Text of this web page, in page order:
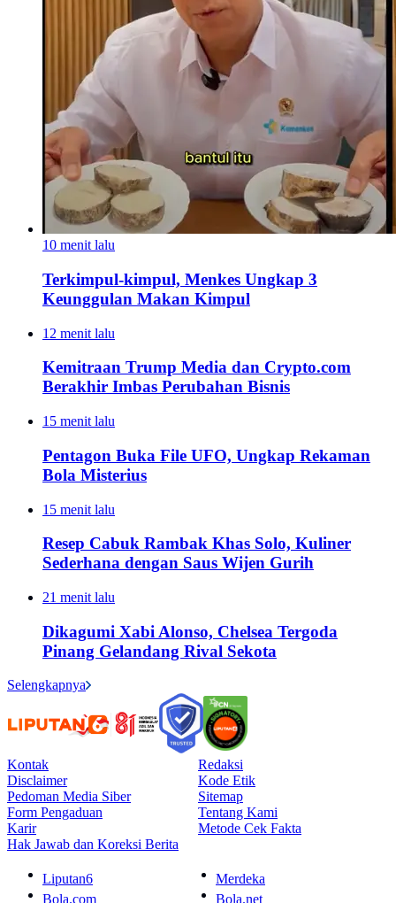
10 menit lalu
Terkimpul-kimpul, Menkes Ungkap 3
Keunggulan Makan Kimpul
12 menit lalu
Kemitraan Trump Media dan Crypto.com
Berakhir Imbas Perubahan Bisnis
15 menit lalu
Pentagon Buka File UFO, Ungkap Rekaman
Bola Misterius
15 menit lalu
Resep Cabuk Rambak Khas Solo, Kuliner
Sederhana dengan Saus Wijen Gurih
21 menit lalu
Dikagumi Xabi Alonso, Chelsea Tergoda
Pinang Gelandang Rival Sekota
Selengkapnya
Kontak
Redaksi
Disclaimer
Kode Etik
Pedoman Media Siber
Sitemap
Form Pengaduan
Tentang Kami
Karir
Metode Cek Fakta
Hak Jawab dan Koreksi Berita
Liputan6
Merdeka
Bola.com
Bola.net